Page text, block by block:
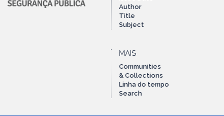
Author
Title
Subject
MAIS
Communities
& Collections
Linha do tempo
Search